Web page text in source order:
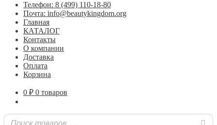
Телефон: 8 (499) 110-18-80
Почта: info@beautykingdom.org
Главная
КАТАЛОГ
Контакты
О компании
Доставка
Оплата
Корзина
0 ₽ 0 товаров